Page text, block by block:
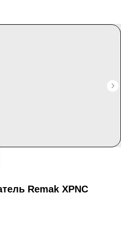
Remak XPNC